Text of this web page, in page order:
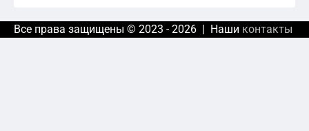
Все права защищены © 2023 - 2026 | Наши контакты